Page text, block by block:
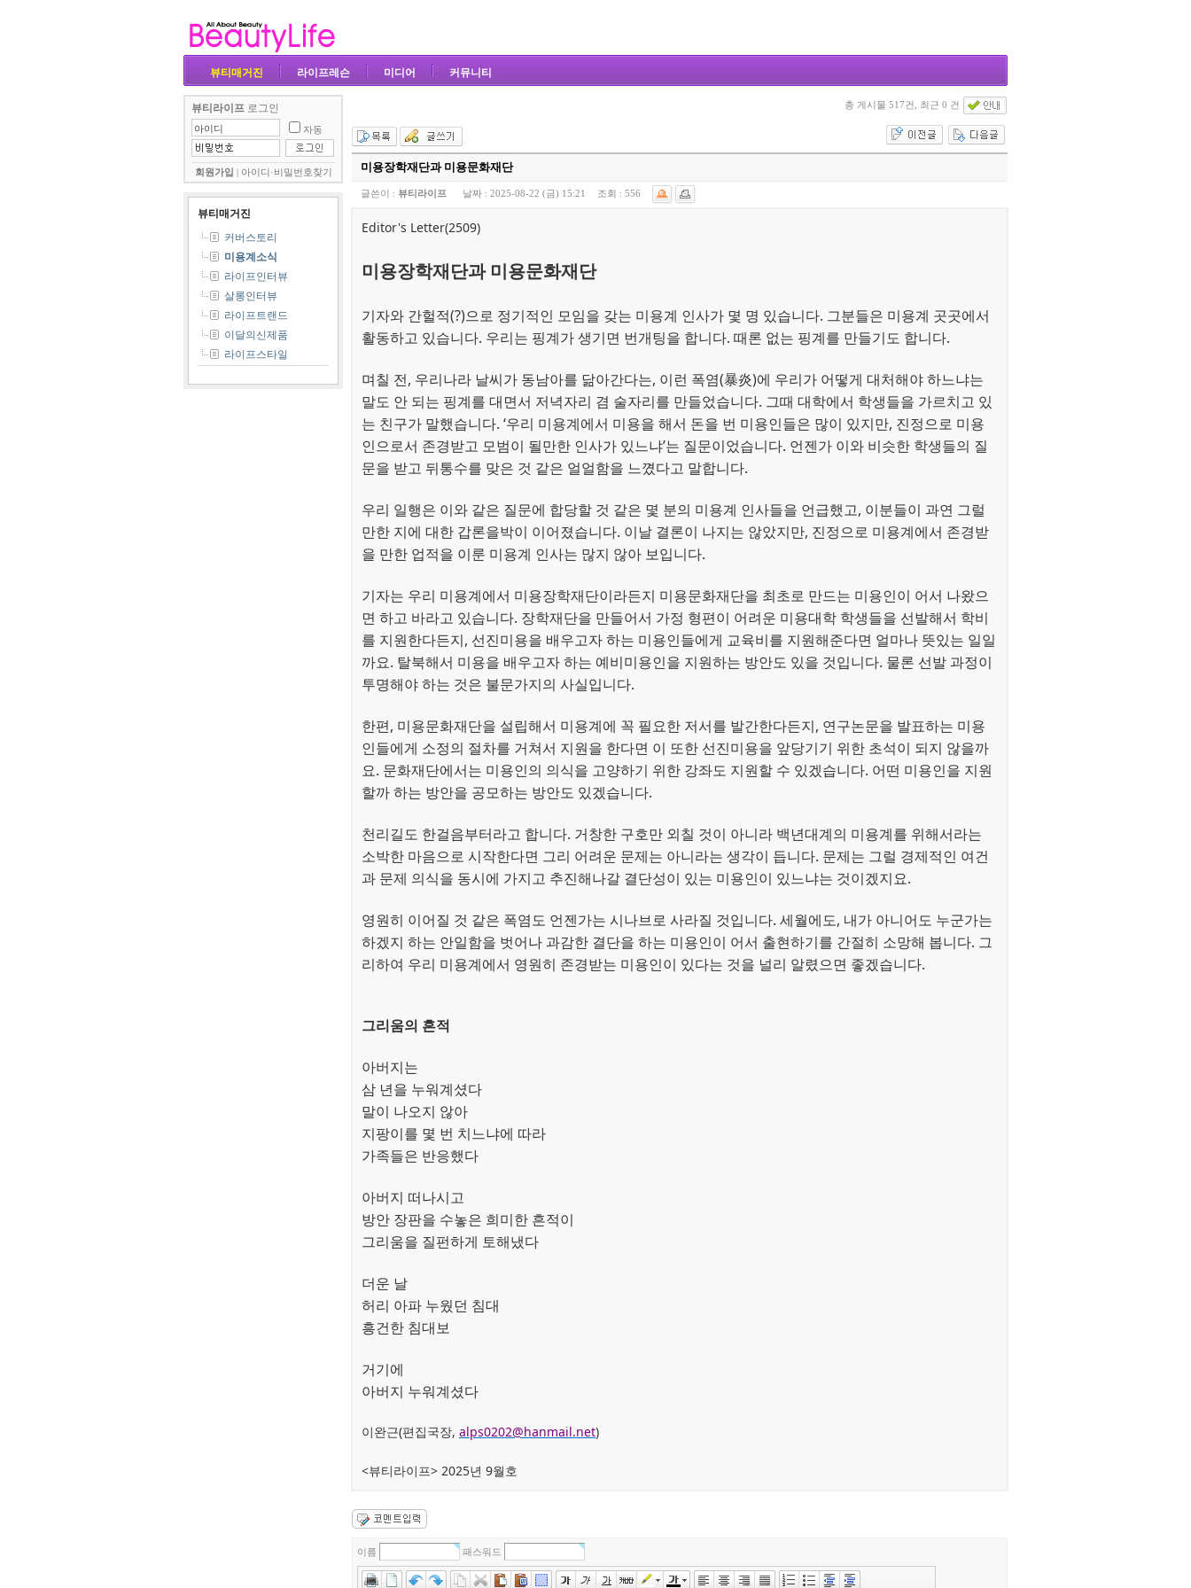
뷰티매거진 라이프레슨 미디어 커뮤니티
뷰티라이프 로그인
자동
회원가입 아이디·비밀번호찾기
뷰티매거진
커버스토리
미용계소식
라이프인터뷰
살롱인터뷰
라이프트랜드
이달의신제품
라이프스타일
총 게시물 517건, 최근 0 건
미용장학재단과 미용문화재단
글쓴이 : 뷰티라이프 날짜 : 2025-08-22 (금) 15:21 조회 : 556
Editor's Letter(2509)
미용장학재단과 미용문화재단
기자와 간헐적(?)으로 정기적인 모임을 갖는 미용계 인사가 몇 명 있습니다. 그분들은 미용계 곳곳에서
활동하고 있습니다. 우리는 핑계가 생기면 번개팅을 합니다. 때론 없는 핑계를 만들기도 합니다.
며칠 전, 우리나라 날씨가 동남아를 닮아간다는, 이런 폭염(暴炎)에 우리가 어떻게 대처해야 하느냐는
말도 안 되는 핑계를 대면서 저녁자리 겸 술자리를 만들었습니다. 그때 대학에서 학생들을 가르치고 있
는 친구가 말했습니다. ‘우리 미용계에서 미용을 해서 돈을 번 미용인들은 많이 있지만, 진정으로 미용
인으로서 존경받고 모범이 될만한 인사가 있느냐’는 질문이었습니다. 언젠가 이와 비슷한 학생들의 질
문을 받고 뒤통수를 맞은 것 같은 얼얼함을 느꼈다고 말합니다.
우리 일행은 이와 같은 질문에 합당할 것 같은 몇 분의 미용계 인사들을 언급했고, 이분들이 과연 그럴
만한 지에 대한 갑론을박이 이어졌습니다. 이날 결론이 나지는 않았지만, 진정으로 미용계에서 존경받
을 만한 업적을 이룬 미용계 인사는 많지 않아 보입니다.
기자는 우리 미용계에서 미용장학재단이라든지 미용문화재단을 최초로 만드는 미용인이 어서 나왔으
면 하고 바라고 있습니다. 장학재단을 만들어서 가정 형편이 어려운 미용대학 학생들을 선발해서 학비
를 지원한다든지, 선진미용을 배우고자 하는 미용인들에게 교육비를 지원해준다면 얼마나 뜻있는 일일
까요. 탈북해서 미용을 배우고자 하는 예비미용인을 지원하는 방안도 있을 것입니다. 물론 선발 과정이
투명해야 하는 것은 불문가지의 사실입니다.
한편, 미용문화재단을 설립해서 미용계에 꼭 필요한 저서를 발간한다든지, 연구논문을 발표하는 미용
인들에게 소정의 절차를 거쳐서 지원을 한다면 이 또한 선진미용을 앞당기기 위한 초석이 되지 않을까
요. 문화재단에서는 미용인의 의식을 고양하기 위한 강좌도 지원할 수 있겠습니다. 어떤 미용인을 지원
할까 하는 방안을 공모하는 방안도 있겠습니다.
천리길도 한걸음부터라고 합니다. 거창한 구호만 외칠 것이 아니라 백년대계의 미용계를 위해서라는
소박한 마음으로 시작한다면 그리 어려운 문제는 아니라는 생각이 듭니다. 문제는 그럴 경제적인 여건
과 문제 의식을 동시에 가지고 추진해나갈 결단성이 있는 미용인이 있느냐는 것이겠지요.
영원히 이어질 것 같은 폭염도 언젠가는 시나브로 사라질 것입니다. 세월에도, 내가 아니어도 누군가는
하겠지 하는 안일함을 벗어나 과감한 결단을 하는 미용인이 어서 출현하기를 간절히 소망해 봅니다. 그
리하여 우리 미용계에서 영원히 존경받는 미용인이 있다는 것을 널리 알렸으면 좋겠습니다.
그리움의 흔적
아버지는
삼 년을 누워계셨다
말이 나오지 않아
지팡이를 몇 번 치느냐에 따라
가족들은 반응했다
아버지 떠나시고
방안 장판을 수놓은 희미한 흔적이
그리움을 질펀하게 토해냈다
더운 날
허리 아파 누웠던 침대
흥건한 침대보
거기에
아버지 누워계셨다
이완근(편집국장, alps0202@hanmail.net)
<뷰티라이프> 2025년 9월호
이름 패스워드